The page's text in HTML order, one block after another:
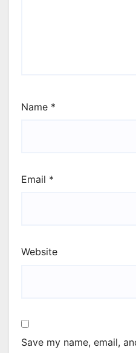
Name *
Email *
Website
Save my name, email,